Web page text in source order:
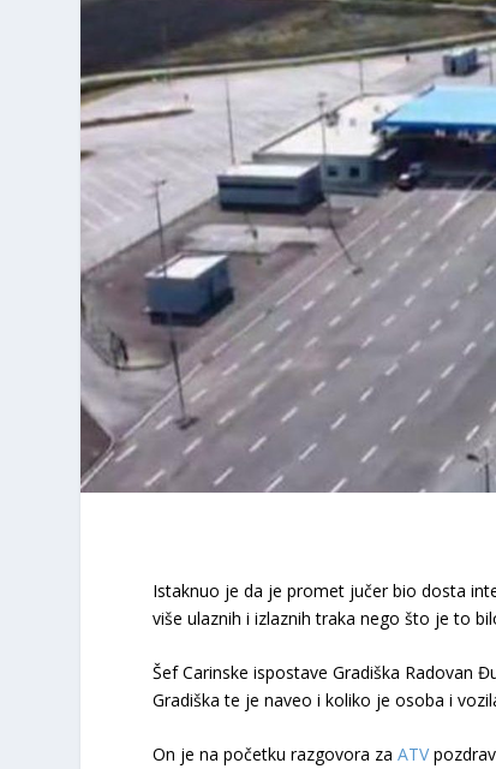
Istaknuo je da je promet jučer bio dosta
više ulaznih i izlaznih traka nego što je to
Šef Carinske ispostave Gradiška Radovan
Gradiška te je naveo i koliko je osoba i
On je na početku razgovora zaATV